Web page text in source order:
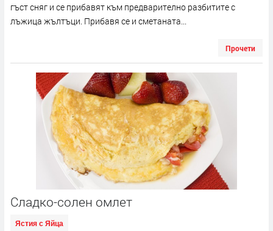
гъст сняг и се прибавят към предварително разбитите с
лъжица жълтъци. Прибавя се и сметаната...
Прочети
Сладко-солен омлет
Ястия с Яйца